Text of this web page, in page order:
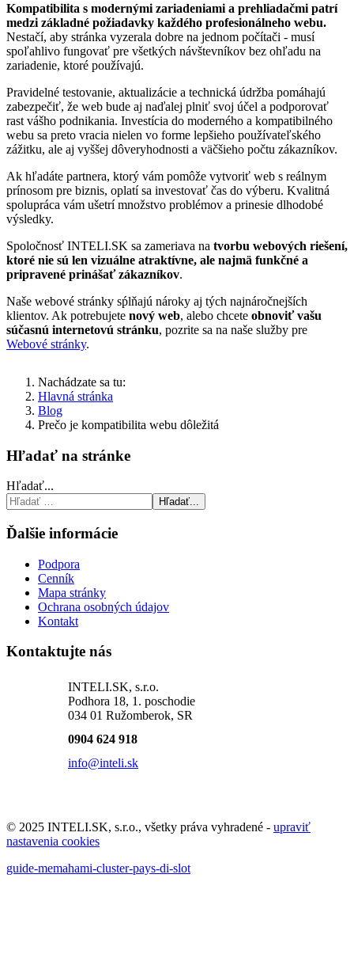
Kompatibilita s modernými zariadeniami a prehliadačmi patrí
medzi základné požiadavky každého profesionálneho webu.
Nestačí, aby stránka vyzerala dobre na jednom počítači - musí
spoľahlivo fungovať pre všetkých návštevníkov bez ohľadu na
zariadenie, ktoré používajú.
Pravidelné testovanie, aktualizácie a technická údržba pomáhajú
zabezpečiť, že web bude aj naďalej plniť svoj účel a podporovať
rast vášho podnikania. Investícia do moderného a kompatibilného
webu sa preto vracia nielen vo forme lepšieho používateľského
zážitku, ale aj vyššej dôveryhodnosti a väčšieho počtu zákazníkov.
Ak hľadáte partnera, ktorý vám pomôže vytvoriť web s reálnym
prínosom pre biznis, oplatí sa investovať čas do výberu. Kvalitná
spolupráca vám ušetrí množstvo problémov a prinesie dlhodobé
výsledky.
Spoločnosť INTELI.SK sa zameriava na tvorbu webových riešení,
ktoré nie sú len vizuálne atraktívne, ale najmä funkčné a
pripravené prinášať zákazníkov.
Naše webové stránky sṕlňajú nároky aj tých najnáročnejších
klientov. Ak potrebujete nový web, alebo chcete obnoviť vašu
súčasnú internetovú stránku, pozrite sa na naše služby pre
Webové stránky.
Nachádzate sa tu:
Hlavná stránka
Blog
Prečo je kompatibilita webu dôležitá
Hľadať na stránke
Hľadať...
Hľadať...
Ďalšie informácie
Podpora
Cenník
Mapa stránky
Ochrana osobných údajov
Kontakt
Kontaktujte nás
INTELI.SK, s.r.o.
Podhora 18, 1. poschodie
034 01 Ružomberok, SR
0904 624 918
info@inteli.sk
© 2025 INTELI.SK, s.r.o., všetky práva vyhradené - upraviť
nastavenia cookies
guide-memahami-cluster-pays-di-slot